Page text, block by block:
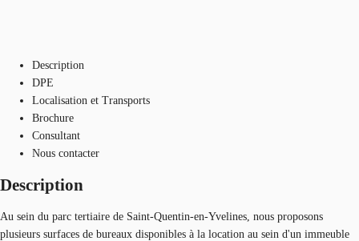
Description
DPE
Localisation et Transports
Brochure
Consultant
Nous contacter
Description
Au sein du parc tertiaire de Saint-Quentin-en-Yvelines, nous proposons
plusieurs surfaces de bureaux disponibles à la location au sein d'un immeuble